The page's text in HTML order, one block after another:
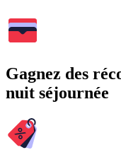
Gagnez des
nuit séjournée